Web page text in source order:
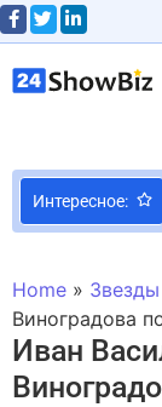
Интересное:
Home » Звезды
Виноградова
Иван